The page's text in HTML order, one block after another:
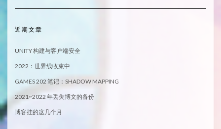
近期文章
UNITY 构建与客户端安全
2022：世界线收束中
GAMES 202 笔记：SHADOW MAPPING
2021~2022 年丢失博文的备份
博客挂的这几个月